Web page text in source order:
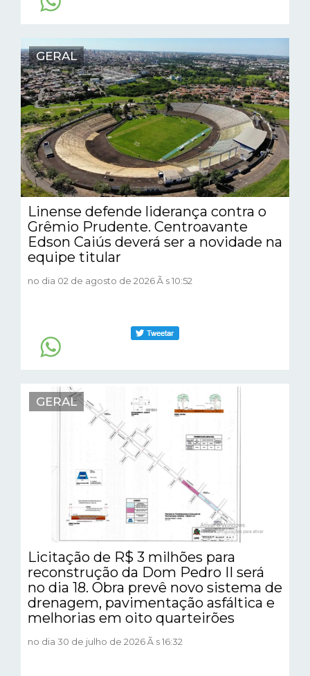
GERAL
Linense defende liderança contra o
Grêmio Prudente. Centroavante
Edson Caiús deverá ser a novidade na
equipe titular
no dia 02 de agosto de 2026 Ã s 10:52
GERAL
Licitação de R$ 3 milhões para
reconstrução da Dom Pedro II será
no dia 18. Obra prevê novo sistema de
drenagem, pavimentação asfáltica e
melhorias em oito quarteirões
no dia 30 de julho de 2026 Ã s 16:32